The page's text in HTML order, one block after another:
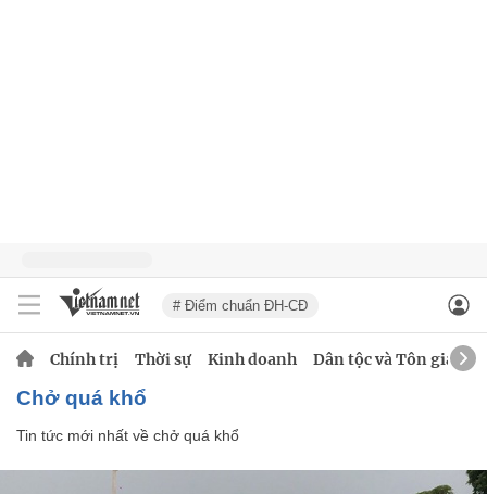
# Điểm chuẩn ĐH-CĐ
Chính trị Thời sự Kinh doanh Dân tộc và Tôn giáo
chở quá khổ
Tin tức mới nhất về chở quá khổ